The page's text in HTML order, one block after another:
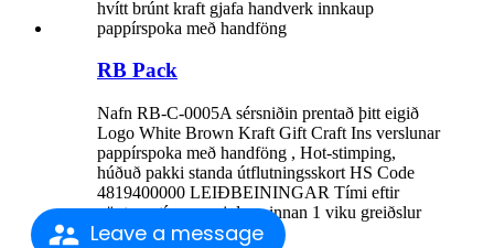
Leave a message
RB Pack
Nafn RB-C-0005A sérsniðin prentað þitt eigið
Logo White Brown Kraft Gift Craft Ins verslunar
pappírspoka með handföng , Hot-stimping,
húðuð pakki standa útflutningsskort HS Code
4819400000 LEIÐBEININGAR Tími eftir
pöntunartíma, venjulega innan 1 viku greiðslur
T/T; Alipay, L/C ...